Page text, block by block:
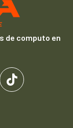
de computo en